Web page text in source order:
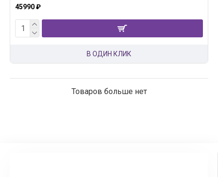
45990 ₽
В ОДИН КЛИК
Товаров больше нет